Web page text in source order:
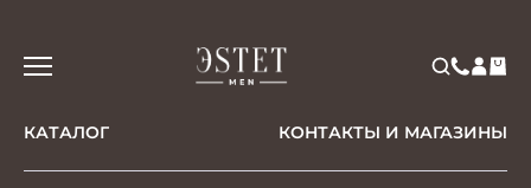
КАТАЛОГ КОНТАКТЫ И МАГАЗИНЫ